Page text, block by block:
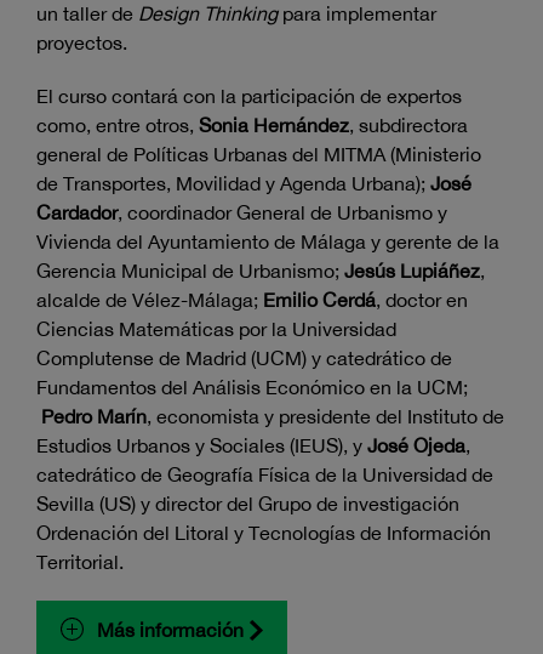
un taller de Design Thinkingpara implementar
proyectos.
El curso contará con la participación de expertos
como, entre otros, Sonia Hernández , subdirectora
general de Políticas Urbanas del MITMA (Ministerio
de Transportes, Movilidad y Agenda Urbana); José
Cardador, coordinador General de Urbanismo y
Vivienda del Ayuntamiento de Málaga y gerente de la
Gerencia Municipal de Urbanismo; Jesús Lupiáñez
alcalde de Vélez-Málaga; Emilio Cerdá , doctor en
Ciencias Matemáticas por la Universidad
Complutense de Madrid (UCM) y catedrático de
Fundamentos del Análisis Económico en la UCM;
Pedro Marín , economista y presidente del Instituto de
Estudios Urbanos y Sociales (IEUS), y José Ojeda
catedrático de Geografía Física de la Universidad de
Sevilla (US) y director del Grupo de investigación
Ordenación del Litoral y Tecnologías de Información
Territorial.
Más información